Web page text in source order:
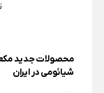
محصولات جدید
شیائومی در ایران